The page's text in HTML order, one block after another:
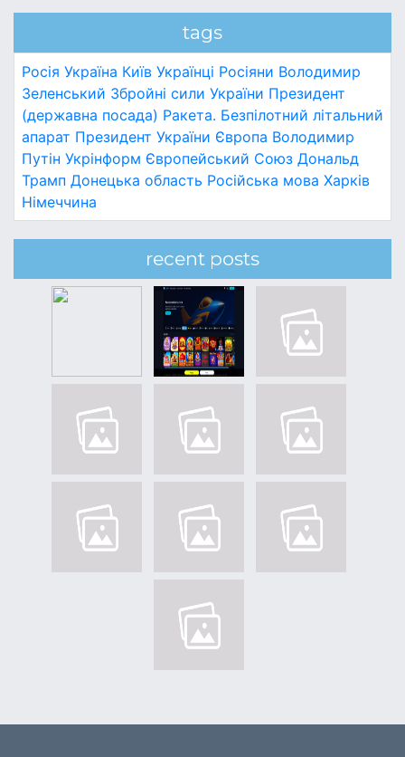
tags
Росія Україна Київ Українці Росіяни Володимир
Зеленський Збройні сили України Президент
(державна посада) Ракета. Безпілотний літальний
апарат Президент України Європа Володимир
Путін Укрінформ Європейський Союз Дональд
Трамп Донецька область Російська мова Харків
Німеччина
recent posts